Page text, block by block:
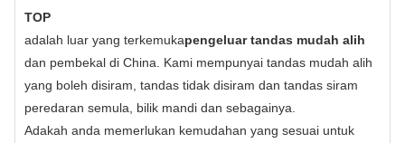
TOP
adalah luar yang terkemukapengeluar tandas mudah alih
dan pembekal di China. Kami mempunyai tandas mudah alih
yang boleh disiram, tandas tidak disiram dan tandas siram
peredaran semula, bilik mandi dan sebagainya.
Adakah anda memerlukan kemudahan yang sesuai untuk